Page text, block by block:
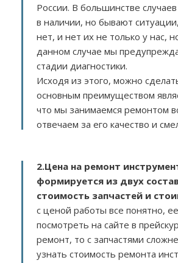
России. В большинстве
в наличии, но бывают
нет, и нет их не только у нас,
данном случае мы
стадии диагностики.
Исходя из этого, можно
основным преимуществом
что мы занимаемся ремонтом
отвечаем за его качество и
2.Цена на ремонт
формируется из двух
стоимость запчастей и
с ценой работы все понятно,
посмотреть на сайте в
ремонт, то с запчастями
узнать стоимость ремонта